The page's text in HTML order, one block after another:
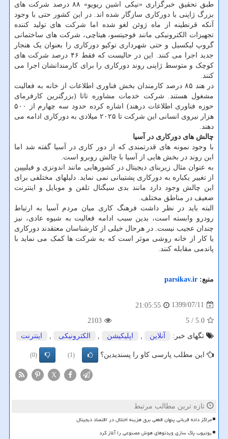
طبق تحقیق خبرگزاری «نیکی اشین ریویو» ۸۸ درصد شرکت های
بزرگ ژاپنی با دورکاری سازگار شده اند. در این کشور حتی با وجود
آنکه قرنطینه از ماه ژوئن لغو شده اما شرکت های تولید کننده
تجهیزات الکترونیکی مانند فوجیتسو، هیتاچی، شرکت های ساختمانی
گروپ لیکسیل و حتی شهرداری توکیو دورکاری را بعنوان یک هنجار
جدید اجرا می کنند. این در حالیست که فقط ۴۶ درصد شرکت های
کوچک و متوسط ژاپنی روند دورکاری را برای کارمندانشان اجرا می
کنند.
در هند ۸۵ درصد کارمندان بخش فناوری اطلاعات از خانه به فعالیت
مشغول هستند. شرکت خدمات مشاوره تاتا (بزرگترین کارفرمای
حوزه فناوری اطلاعات درهند) اشاره کرده حدود سه چهارم از ۵۰۰
هزار نیروی انسانی این شرکت تا ۲۰۲۵ میلادی به دورکاری ادامه می
دهند.
چالش های دورکاری در آسیا
با وجود نمونه های قدرتمندی که از دور کاری در آسیا گفته شد اما
این روند در بخش هایی از آسیا با چالش روبرو است.
به عنوان مثال زیربنای دیجیتال در کشورهایی مانند اندونزی و فیلیپین
از تغییر یکباره به دورکاری پشتیبانی نمی نماید. دلیلهای مختلفی برای
این چالش وجود دارد مانند بدی سیگنال تلفن و موبایل و اینترنت
ضعیف در مناطق مختلف.
البته باید در نظر داشت فرهنگ کاری میان مردم آسیا به ارتباط
رودرو وابسته است، بدین سبب ادامه فعالیت به شیوه عادی، نیز
چندان عجیب نیست. در هرحال خیلی از کارشناسان معتقدند دورکاری
یا کار از خانه روشی موثر است که به شرکت ها کمک می نماید با
پاندمی مقابله کنند.
منبع: parsikav.ir
1399/07/11
21:05:55
5.0
/ 5
2103
تگهای خبر:
آنلاین , اپلیكیشن , الكترونیكی , اینترنت
این مطلب پارسی کاو را پسندیدین؟ (1)
(0)
X
تازه ترین مطالب مرتبط
مراکز داده قربانی پنهان قطعی برق هزینه اختلال در اقتصاد دیجیتال
یوتیوب پاک سازی ویدئوهای هوش مصنوعی را آغاز کرد